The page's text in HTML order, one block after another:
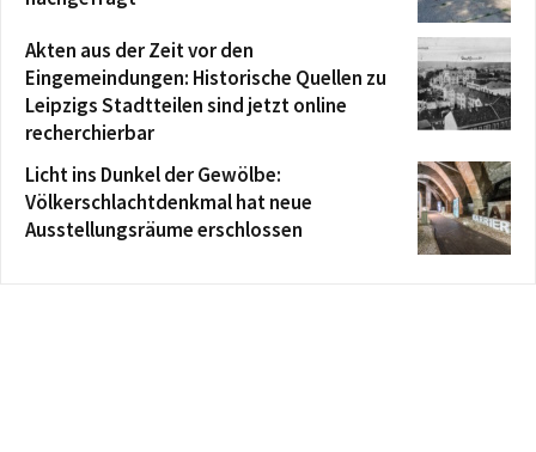
Akten aus der Zeit vor den
Eingemeindungen: Historische Quellen zu
Leipzigs Stadtteilen sind jetzt online
recherchierbar
Licht ins Dunkel der Gewölbe:
Völkerschlachtdenkmal hat neue
Ausstellungsräume erschlossen